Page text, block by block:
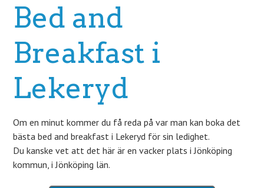
Bed and
Breakfast i
Lekeryd
Om en minut kommer du få reda på var man kan boka det
bästa bed and breakfast i Lekeryd för sin ledighet.
Du kanske vet att det här är en vacker plats i Jönköping
kommun, i Jönköping län.